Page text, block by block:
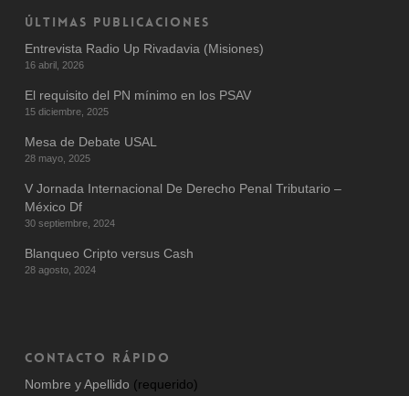
ÚLTIMAS PUBLICACIONES
Entrevista Radio Up Rivadavia (Misiones)
16 abril, 2026
El requisito del PN mínimo en los PSAV
15 diciembre, 2025
Mesa de Debate USAL
28 mayo, 2025
V Jornada Internacional De Derecho Penal Tributario –
México Df
30 septiembre, 2024
Blanqueo Cripto versus Cash
28 agosto, 2024
CONTACTO RÁPIDO
Nombre y Apellido (requerido)